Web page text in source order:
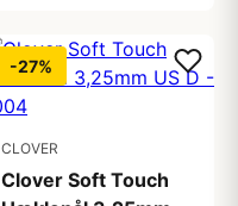
-27%
CLOVER
Clover Soft Touch